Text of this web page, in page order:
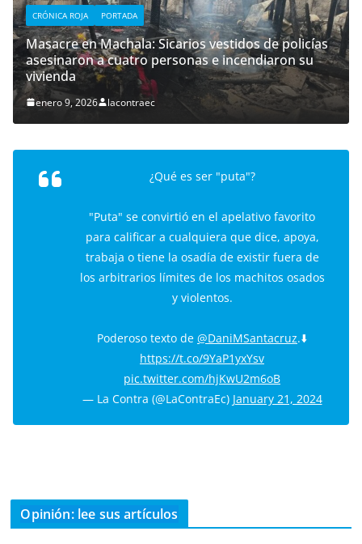
CRÓNICA ROJA PORTADA
Masacre en Machala: Sicarios vestidos de policías
asesinaron a cuatro personas e incendiaron su
vivienda
enero 9, 2026 lacontraec
¿Qué es ser "puta"?
"Puta" se convirtió en el apelativo favorito
para calificar a cualquiera que dice, apoya,
trabaja o tiene la osadía de existir fuera de
los arbitrarios límites de los machitos osados
y violentos.
Poderoso texto de @DaniMSantacruz.⬇️
https://t.co/9YaP1yxYsv
pic.twitter.com/hjKwU2m6oB
— La Contra (@LaContraEc) January 21, 2024
Opinión: lee sus artículos